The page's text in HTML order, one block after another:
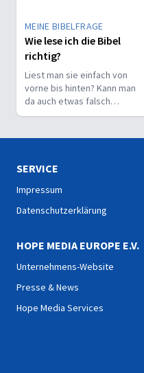
MEINE BIBELFRAGE
Wie lese ich die Bibel
richtig?
Liest man sie einfach von
vorne bis hinten? Kann man
da auch etwas falsch
machen? Wie interpretiert
SERVICE
Impressum
Datenschutzerklärung
HOPE MEDIA EUROPE E.V.
Unternehmens-Website
Presse & News
Hope Media Services